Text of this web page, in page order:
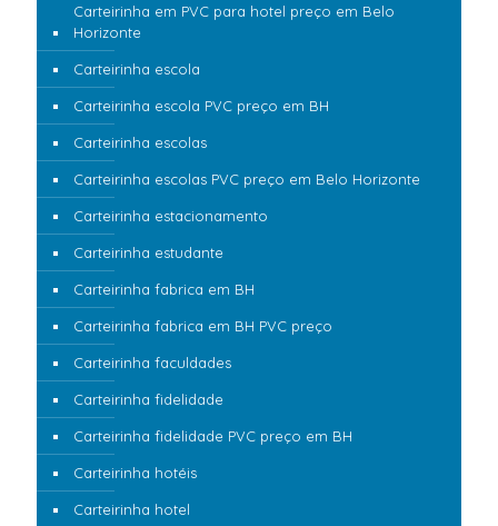
Carteirinha em PVC para hotel preço em Belo
Horizonte
Carteirinha escola
Carteirinha escola PVC preço em BH
Carteirinha escolas
Carteirinha escolas PVC preço em Belo Horizonte
Carteirinha estacionamento
Carteirinha estudante
Carteirinha fabrica em BH
Carteirinha fabrica em BH PVC preço
Carteirinha faculdades
Carteirinha fidelidade
Carteirinha fidelidade PVC preço em BH
Carteirinha hotéis
Carteirinha hotel